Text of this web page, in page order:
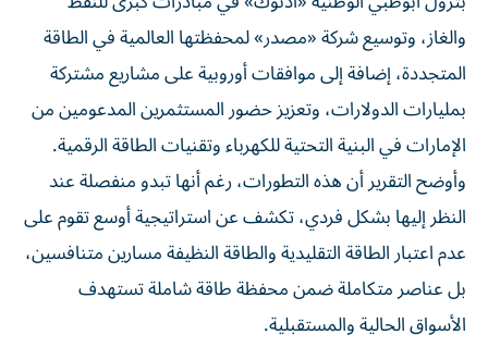
والغاز، وتوسيع شركة «مصدر» لمحفظتها العالمية في الطاقة
المتجددة، إضافة إلى موافقات أوروبية على مشاريع مشتركة
بمليارات الدولارات، وتعزيز حضور المستثمرين المدعومين من
الإمارات في البنية التحتية للكهرباء وتقنيات الطاقة الرقمية.
وأوضح التقرير أن هذه التطورات، رغم أنها تبدو منفصلة عند
النظر إليها بشكل فردي، تكشف عن استراتيجية أوسع تقوم على
عدم اعتبار الطاقة التقليدية والطاقة النظيفة مسارين متنافسين،
بل عناصر متكاملة ضمن محفظة طاقة شاملة تستهدف
الأسواق الحالية والمستقبلية.